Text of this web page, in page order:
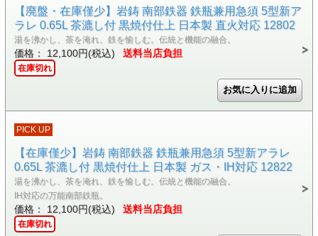
【廃盤・在庫僅少】岩鋳 南部鉄器 鉄瓶兼用急須 5型新ア
ラレ 0.65L 茶漉し付 黒焼付仕上 日本製 直火対応 12802
湯を沸かし、茶を淹れ、鉄を愉しむ。伝統と機能の融合。
価格： 12,100円(税込) 送料当店負担
在庫切れ
PICK UP
【在庫僅少】岩鋳 南部鉄器 鉄瓶兼用急須 5型新アラレ
0.65L 茶漉し付 黒焼付仕上 日本製 ガス・IH対応 12822
湯を沸かし、茶を淹れ、鉄を愉しむ。伝統と機能の融合。
IH対応の万能南部鉄瓶。
価格： 12,100円(税込) 送料当店負担
在庫切れ